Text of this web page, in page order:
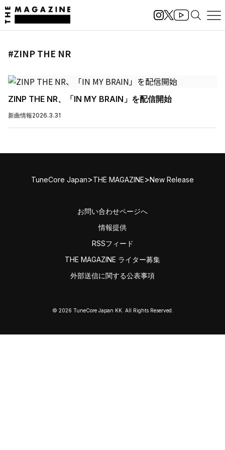
#ZINP THE NR
ZINP THE NR、「IN MY BRAIN」を配信開始
新曲情報2026.3.31
TuneCore Japan>THE MAGAZINE>New Release
お問い合わせページへ
情報提供
RSSフィード
THE MAGAZINE ライター募集
外部送信に関する公表事項
© 2026 TuneCore Japan KK. All Rights Reserved.